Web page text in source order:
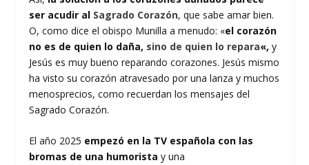
ser acudir al Sagrado Corazón, que sabe amar bien.
O, como dice el obispo Munilla a menudo: «el corazón
no es de quien lo daña, sino de quien lo repara«, y
Jesús es muy bueno reparando corazones. Jesús mismo
ha visto su corazón atravesado por una lanza y muchos
menosprecios, como recuerdan los mensajes del
Sagrado Corazón.
El año 2025 empezó en la TV española con las
bromas de una humorista y una